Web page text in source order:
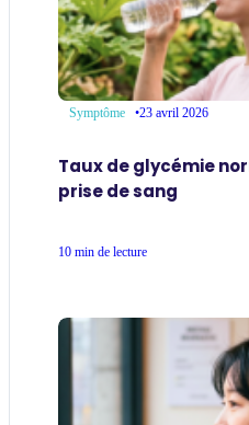
Symptôme •23 avril 2026
Taux de glycémie
prise de sang
10 min de lecture